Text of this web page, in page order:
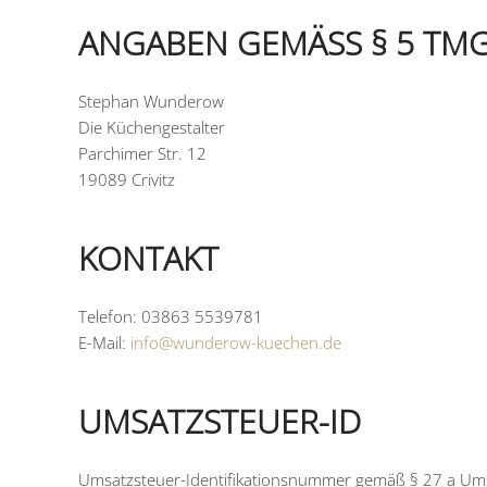
ANGABEN GEMÄSS § 5 TMG
Stephan Wunderow
Die Küchengestalter
Parchimer Str. 12
19089 Crivitz
KONTAKT
Telefon: 03863 5539781
E-Mail: info@wunderow-kuechen.de
UMSATZSTEUER-ID
Umsatzsteuer-Identifikationsnummer gemäß § 27 a